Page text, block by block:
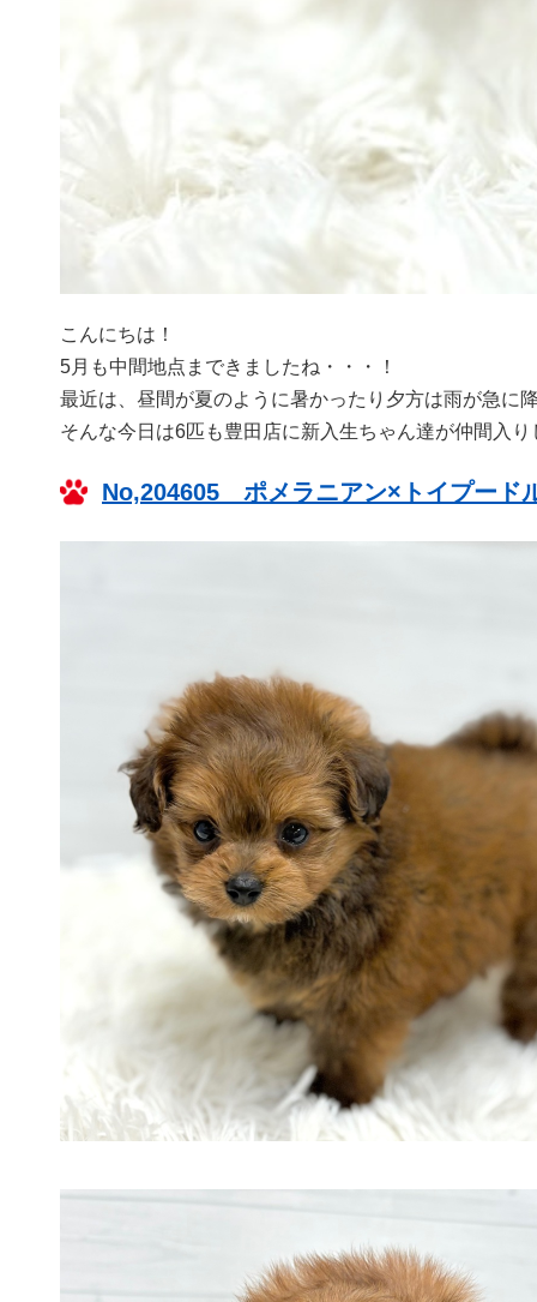
こんにちは！
5月も中間地点まできましたね・・・！
最近は、昼間が夏のように暑かったり夕方は雨が急
そんな今日は6匹も豊田店に新入生ちゃん達が仲間入
No,204605 ポメラニアン×トイプー